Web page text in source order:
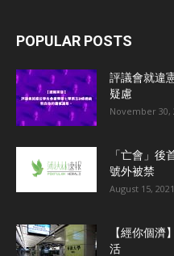
POPULAR POSTS
評議會就違
疑慮
November 30,
「亡會」
號外被禁
August 15, 2021
【經你個濟
活